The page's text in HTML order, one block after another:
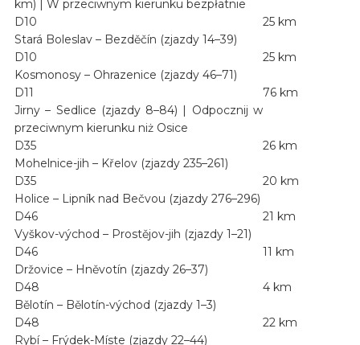
km) | W przeciwnym kierunku bezpłatnie
D10
Stará Boleslav – Bezděčín (zjazdy 14–39)
25 km
D10
Kosmonosy – Ohrazenice (zjazdy 46–71)
25 km
D11
Jirny – Sedlice (zjazdy 8–84) | Odpocznij w
przeciwnym kierunku niż Osice
76 km
D35
Mohelnice-jih – Křelov (zjazdy 235–261)
26 km
D35
Holice – Lipník nad Bečvou (zjazdy 276–296)
20 km
D46
Vyškov-východ – Prostějov-jih (zjazdy 1–21)
21 km
D46
Držovice – Hněvotín (zjazdy 26–37)
11 km
D48
Bělotín – Bělotín-východ (zjazdy 1–3)
4 km
D48
Rybí – Frýdek-Míste (zjazdy 22–44)
22 km